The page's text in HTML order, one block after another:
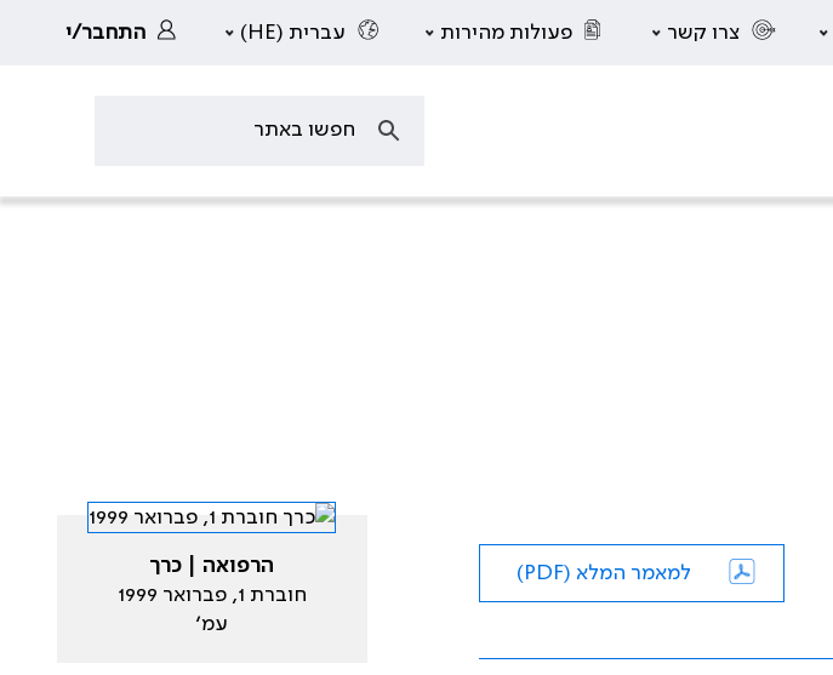
צרו קשר פעולות מהירות עברית (HE) התחבר/י
למאמר המלא (PDF)
הרפואה | כרך
חוברת 1, פברואר 1999
עמ׳